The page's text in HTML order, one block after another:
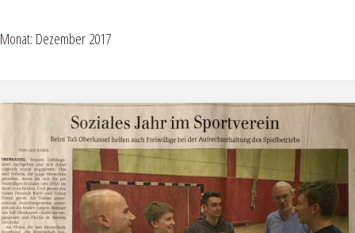
Monat: Dezember 2017